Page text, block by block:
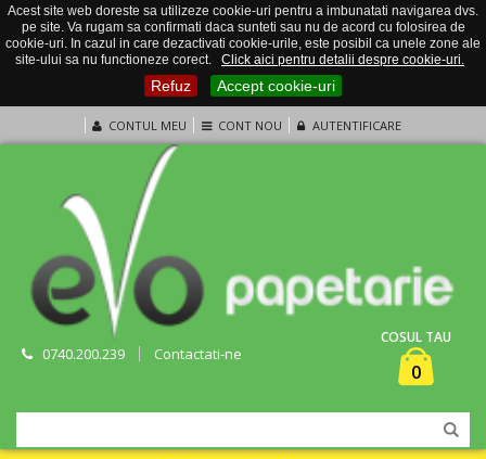
Acest site web doreste sa utilizeze cookie-uri pentru a imbunatati navigarea dvs.
pe site. Va rugam sa confirmati daca sunteti sau nu de acord cu folosirea de
cookie-uri. In cazul in care dezactivati cookie-urile, este posibil ca unele zone ale
site-ului sa nu functioneze corect.
Click aici pentru detalii despre cookie-uri.
Refuz Accept cookie-uri
CONTUL MEU CONT NOU AUTENTIFICARE
0740.200.239 Contactati-ne
COSUL TAU
0